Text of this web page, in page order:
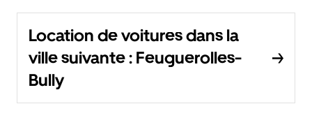
Location de voitures dans la
ville suivante : Feuguerolles-
Bully